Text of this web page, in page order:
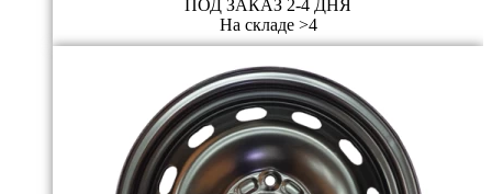
ПОД ЗАКАЗ 2-4 ДНЯ
На складе >4